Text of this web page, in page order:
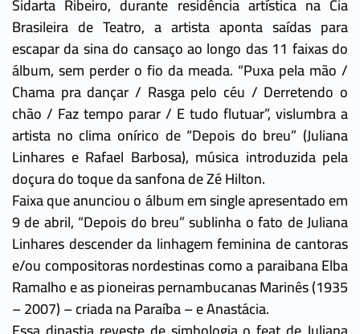
Brasileira de Teatro, a artista aponta saídas para
escapar da sina do cansaço ao longo das 11 faixas do
álbum, sem perder o fio da meada. “Puxa pela mão /
Chama pra dançar / Rasga pelo céu / Derretendo o
chão / Faz tempo parar / E tudo flutuar”, vislumbra a
artista no clima onírico de “Depois do breu” (Juliana
Linhares e Rafael Barbosa), música introduzida pela
doçura do toque da sanfona de Zé Hilton.
Faixa que anunciou o álbum em single apresentado em
9 de abril, “Depois do breu” sublinha o fato de Juliana
Linhares descender da linhagem feminina de cantoras
e/ou compositoras nordestinas como a paraibana Elba
Ramalho e as pioneiras pernambucanas Marinês (1935
– 2007) – criada na Paraíba – e Anastácia.